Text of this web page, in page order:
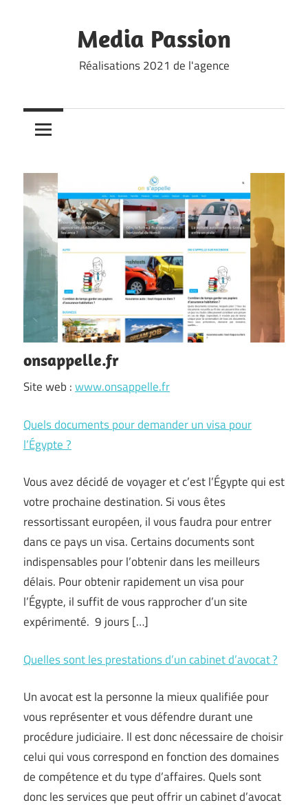
Media Passion
Réalisations 2021 de l'agence
onsappelle.fr
Site web :www.onsappelle.fr
Quels documents pour demander un visa pour
l’Égypte ?
Vous avez décidé de voyager et c’est l’Égypte qui est
votre prochaine destination. Si vous êtes
ressortissant européen, il vous faudra pour entrer
dans ce pays un visa. Certains documents sont
indispensables pour l’obtenir dans les meilleurs
délais. Pour obtenir rapidement un visa pour
l’Égypte, il suffit de vous rapprocher d’un site
expérimenté. 9 jours […]
Quelles sont les prestations d’un cabinet d’avocat ?
Un avocat est la personne la mieux qualifiée pour
vous représenter et vous défendre durant une
procédure judiciaire. Il est donc nécessaire de choisir
celui qui vous correspond en fonction des domaines
de compétence et du type d’affaires. Quels sont
donc les services que peut offrir un cabinet d’avocat